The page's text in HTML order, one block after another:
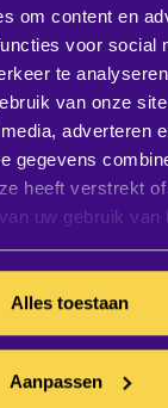
om content en
voor social
te
van onze
adverteren
gegevens
heeft verstrekt
uw gebruik van
Alles toestaan
Aanpassen
en
ruimte
talent en
leiders willen
niet